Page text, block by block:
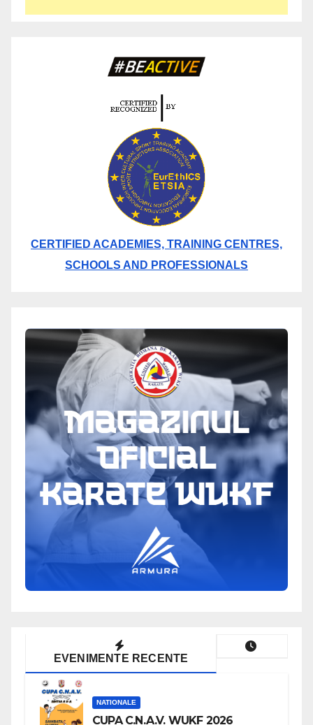
CERTIFIED ACADEMIES, TRAINING CENTRES,
SCHOOLS AND PROFESSIONALS
EVENIMENTE RECENTE
NATIONALE
CUPA C.N.A.V. WUKF 2026